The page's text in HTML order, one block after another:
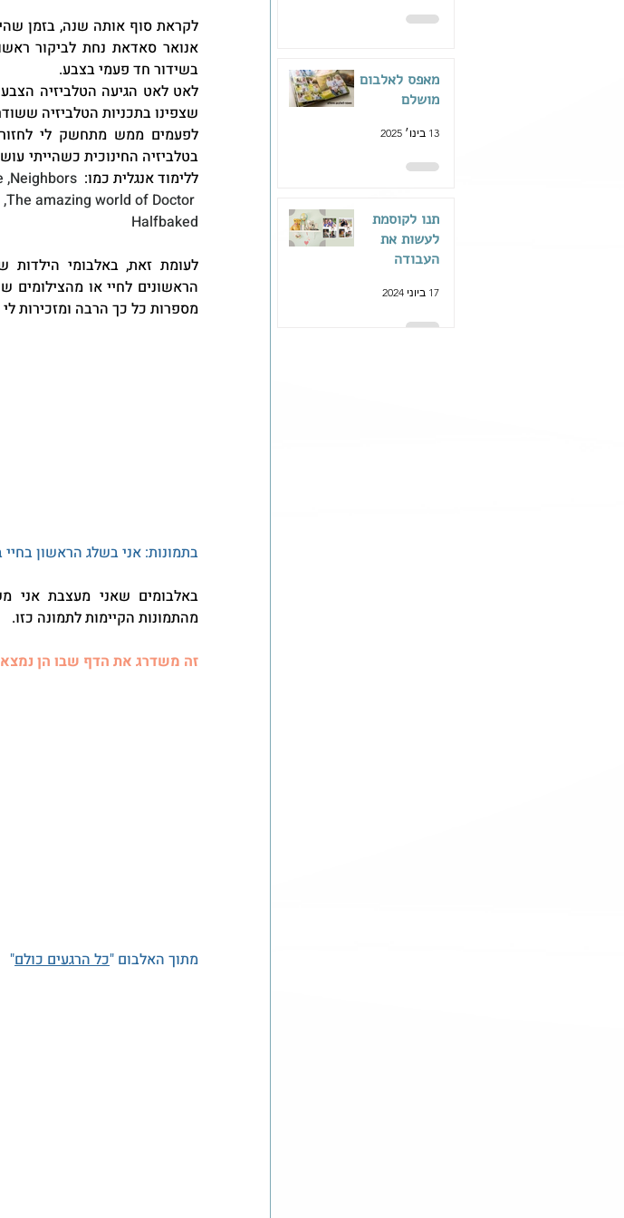
בשידור חד פעמי בצבע.
שצפינו בתכניות הטלביזיה
לפעמים ממש מתחשק לי
ללימוד אנגלית כמו:
Halfbaked
מספרות כל כך הרבה ומזכירות לי
בתמונות: אני בשלג הראשון בחיי
מהתמונות הקיימות לתמונה כזו.
זה משדרג את הדף שבו הן
מתוך האלבום "כל הרגעים כולם"
מאפס לאלבום
מושלם
13 בינו׳ 2025
תנו לקוסמת
לעשות את
העבודה
17 ביוני 2024